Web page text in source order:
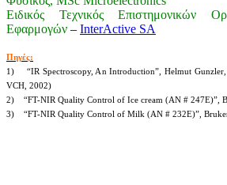
Ειδικός Τεχνικός Επιστημονικών
Εφαρμογών – InterActive SA
Πηγές:
1) “IR Spectroscopy, An Introduction”, Helmut
VCH, 2002)
2) “FT-NIR Quality Control of Ice cream (AN # 247E)”,
3) “FT-NIR Quality Control of Milk (AN # 232E)”,